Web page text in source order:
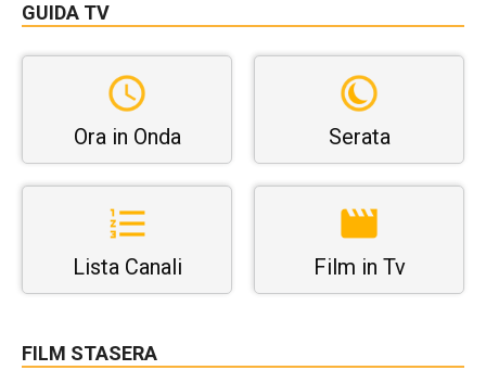
GUIDA TV
Ora in Onda Serata
Lista Canali Film in Tv
FILM STASERA